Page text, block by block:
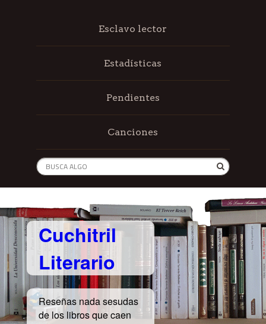
Esclavo lector
Estadísticas
Pendientes
Canciones
Cuchitril
Literario
Reseñas nada sesudas
de los libros que caen